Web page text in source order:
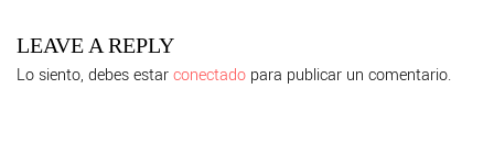
LEAVE A REPLY
Lo siento, debes estarconectado para publicar un comentario.